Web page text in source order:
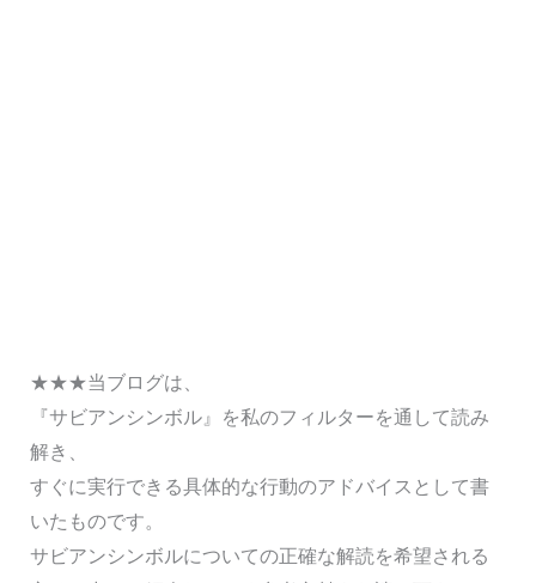
★★★当ブログは、
『サビアンシンボル』を私のフィルターを通して読み
解き、
すぐに実行できる具体的な行動のアドバイスとして書
いたものです。
サビアンシンボルについての正確な解読を希望される